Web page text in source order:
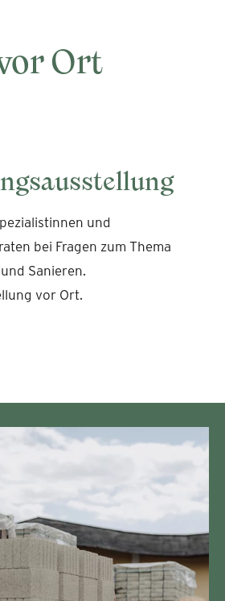
Ort
und
bei Fragen zum Thema
Sanieren.
vor Ort.